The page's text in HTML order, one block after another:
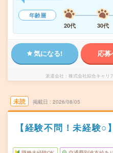
年齢層
20代
30代
気になる! 応
派遣会社 株式会社綜合キャリ
未読 掲載日 2026/08/05
【経験不問！未経験